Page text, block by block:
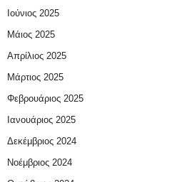
Ιούνιος 2025
Μάιος 2025
Απρίλιος 2025
Μάρτιος 2025
Φεβρουάριος 2025
Ιανουάριος 2025
Δεκέμβριος 2024
Νοέμβριος 2024